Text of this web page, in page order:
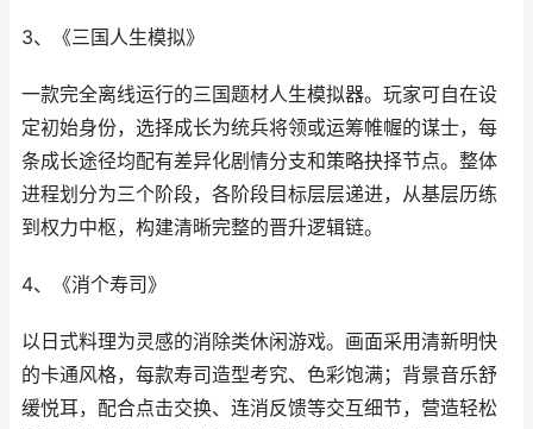
3、《三国人生模拟》
一款完全离线运行的三国题材人生模拟器。玩家可自在设
定初始身份，选择成长为统兵将领或运筹帷幄的谋士，每
条成长途径均配有差异化剧情分支和策略抉择节点。整体
进程划分为三个阶段，各阶段目标层层递进，从基层历练
到权力中枢，构建清晰完整的晋升逻辑链。
4、《消个寿司》
以日式料理为灵感的消除类休闲游戏。画面采用清新明快
的卡通风格，每款寿司造型考究、色彩饱满；背景音乐舒
缓悦耳，配合点击交换、连消反馈等交互细节，营造轻松